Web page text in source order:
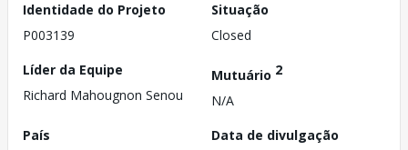
Identidade do Projeto
P003139
Situação
Closed
Líder da Equipe
Richard Mahougnon Senou
Mutuário 2
N/A
País
Data de divulgação